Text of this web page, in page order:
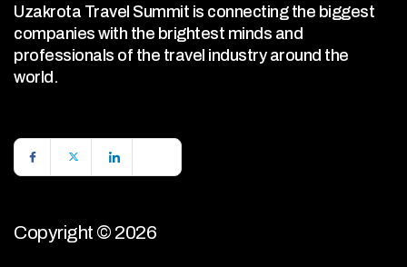
Uzakrota Travel Summit is connecting the biggest
companies with the brightest minds and
professionals of the travel industry around the
world.
Copyright © 2026